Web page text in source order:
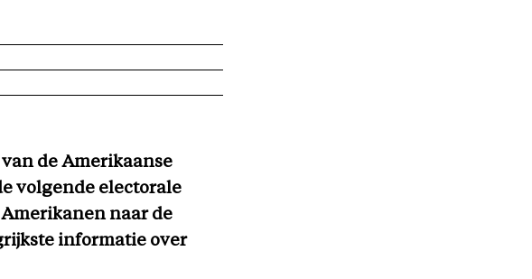
de Amerikaanse
volgende electorale
naar de
informatie over